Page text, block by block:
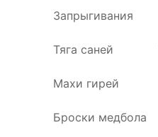
Запрыгивания
Тяга саней
Махи гирей
Броски медбола